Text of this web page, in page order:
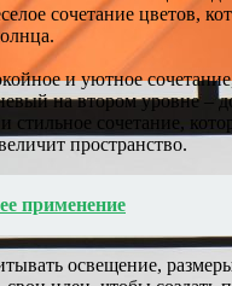
сочетание цветов,
и уютное
на втором уровне –
стильное сочетание,
пространство.
применение
освещение,